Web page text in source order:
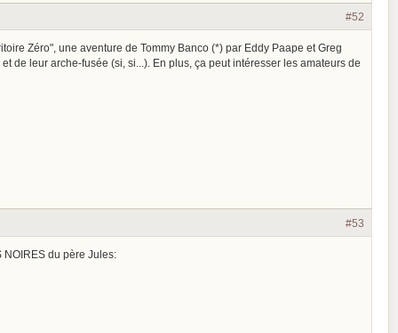
#52
Zéro", une aventure de Tommy Banco (*) par Eddy Paape et Greg
de leur arche-fusée (si, si...). En plus, ça peut intéresser les amateurs de
#53
du père Jules: